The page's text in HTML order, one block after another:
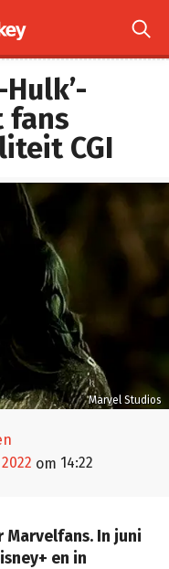

fans
CGI
Marvel Studios
om 14:22
In juni
en in